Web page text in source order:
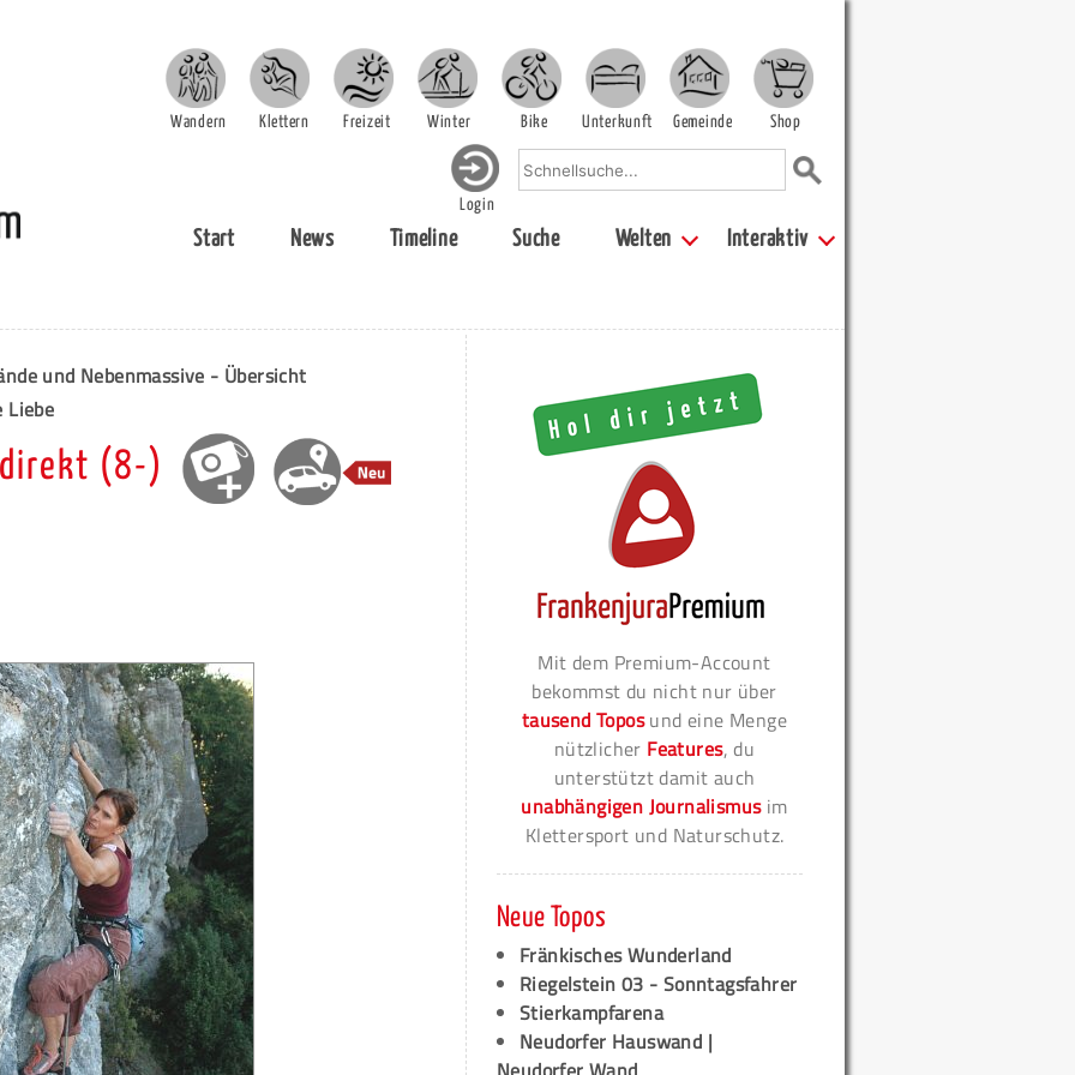
Wandern Klettern Freizeit Winter Bike Unterkunft Gemeinde Shop
Login
Start News Timeline Suche Welten Interaktiv
und Nebenmassive - Übersicht
Liebe
direkt (8-)
Mit dem Premium-Account
bekommst du nicht nur über
tausend Toposund eine Menge
nützlicher Features, du
unterstützt damit auch
unabhängigen Journalismusim
Klettersport und Naturschutz.
Neue Topos
Fränkisches Wunderland
Riegelstein 03 - Sonntagsfahrer
Stierkampfarena
Neudorfer Hauswand |